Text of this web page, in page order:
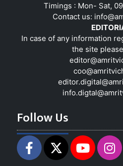
Timings : Mon- Sat,
Contact us:
In case of any information
the site
Follow Us